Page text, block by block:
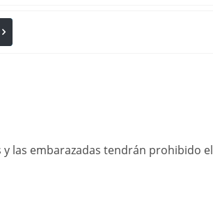
las embarazadas tendrán prohibido el